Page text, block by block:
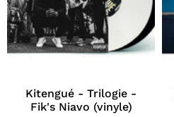
Kitengué - Trilogie -
Fik's Niavo (vinyle)